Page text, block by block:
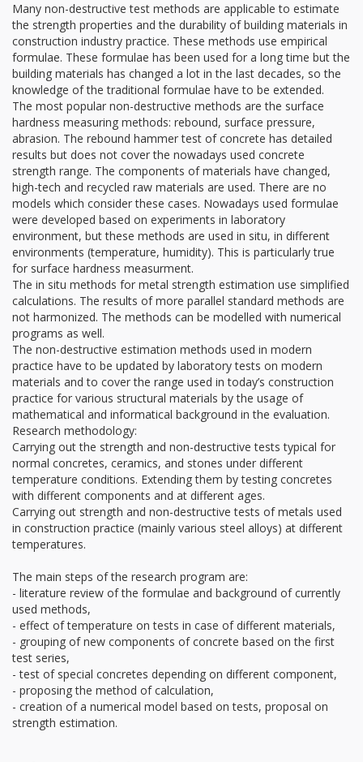
Many non-destructive test methods are applicable to estimate
the strength properties and the durability of building materials in
construction industry practice. These methods use empirical
formulae. These formulae has been used for a long time but the
building materials has changed a lot in the last decades, so the
knowledge of the traditional formulae have to be extended.
The most popular non-destructive methods are the surface
hardness measuring methods: rebound, surface pressure,
abrasion. The rebound hammer test of concrete has detailed
results but does not cover the nowadays used concrete
strength range. The components of materials have changed,
high-tech and recycled raw materials are used. There are no
models which consider these cases. Nowadays used formulae
were developed based on experiments in laboratory
environment, but these methods are used in situ, in different
environments (temperature, humidity). This is particularly true
for surface hardness measurment.
The in situ methods for metal strength estimation use simplified
calculations. The results of more parallel standard methods are
not harmonized. The methods can be modelled with numerical
programs as well.
The non-destructive estimation methods used in modern
practice have to be updated by laboratory tests on modern
materials and to cover the range used in today’s construction
practice for various structural materials by the usage of
mathematical and informatical background in the evaluation.
Research methodology:
Carrying out the strength and non-destructive tests typical for
normal concretes, ceramics, and stones under different
temperature conditions. Extending them by testing concretes
with different components and at different ages.
Carrying out strength and non-destructive tests of metals used
in construction practice (mainly various steel alloys) at different
temperatures.
The main steps of the research program are:
- literature review of the formulae and background of currently
used methods,
- effect of temperature on tests in case of different materials,
- grouping of new components of concrete based on the first
test series,
- test of special concretes depending on different component,
- proposing the method of calculation,
- creation of a numerical model based on tests, proposal on
strength estimation.